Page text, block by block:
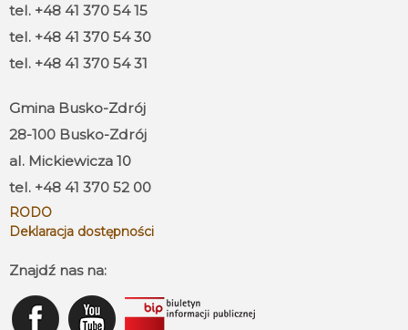
tel. +48 41 370 54 15
tel. +48 41 370 54 30
tel. +48 41 370 54 31
Gmina Busko-Zdrój
28-100 Busko-Zdrój
al. Mickiewicza 10
tel. +48 41 370 52 00
RODO
Deklaracja dostępności
Znajdź nas na: